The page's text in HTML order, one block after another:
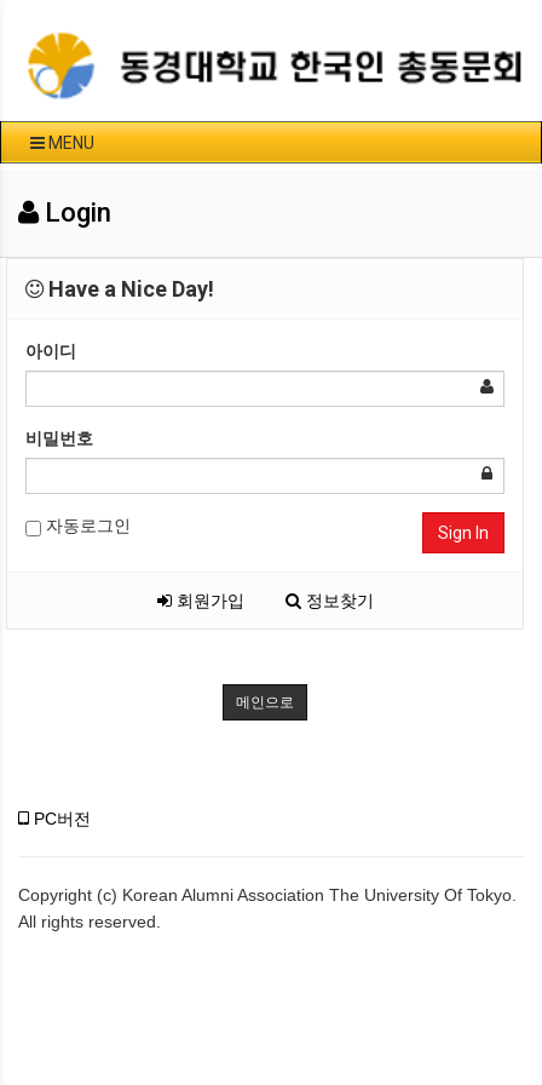
MENU
Login
Have a Nice Day!
아이디
비밀번호
자동로그인 Sign In
회원가입 정보찾기
메인으로
PC버전
Copyright (c) Korean Alumni Association The University Of Tokyo.
All rights reserved.